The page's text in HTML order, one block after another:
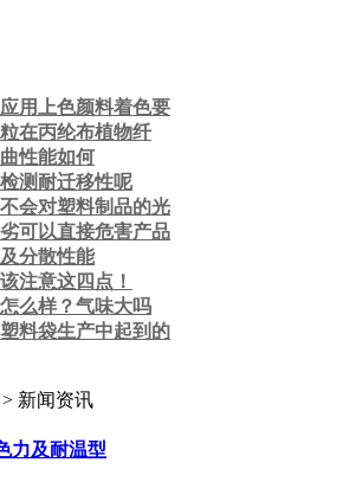
用上色颜料着色要
在丙纶布植物纤
性能如何
测耐迁移性呢
会对塑料制品的光
可以直接危害产品
分散性能
注意这四点！
么样？气味大吗
料袋生产中起到的
> 新闻资讯
力及耐温型